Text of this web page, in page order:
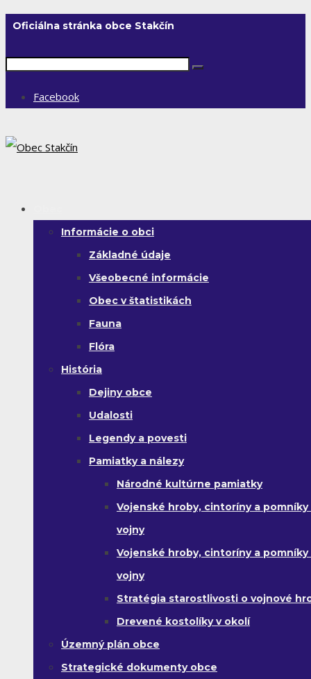
Oficiálna stránka obce Stakčín
Facebook
Informácie o obci
Základné údaje
Všeobecné informácie
Obec v štatistikách
Fauna
Flóra
História
Dejiny obce
Udalosti
Legendy a povesti
Pamiatky a nálezy
Národné kultúrne pamiatky
Vojenské hroby, cintoríny a pomníky
vojny
Vojenské hroby, cintoríny a pomníky
vojny
Stratégia starostlivosti o vojnové
Drevené kostolíky v okolí
Územný plán obce
Strategické dokumenty obce